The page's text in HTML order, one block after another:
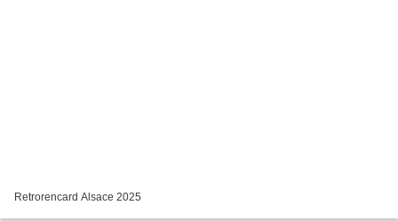
Retrorencard Alsace 2025